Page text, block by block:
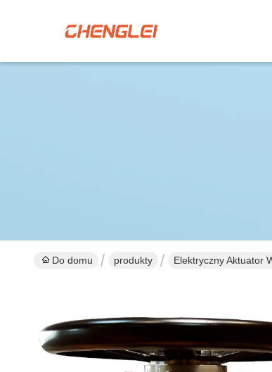
Do domu produkty Elektryczny Aktuator